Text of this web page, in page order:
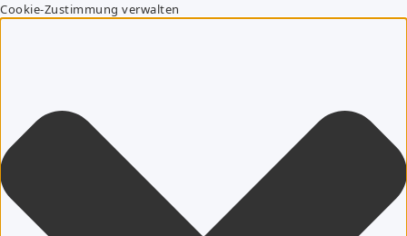
Cookie-Zustimmung verwalten